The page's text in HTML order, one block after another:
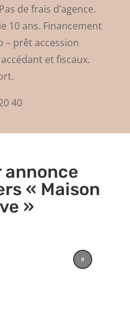
de frais d’agence.
10 ans. Financement
– prêt accession
et fiscaux.
40
annonce
« Maison
»